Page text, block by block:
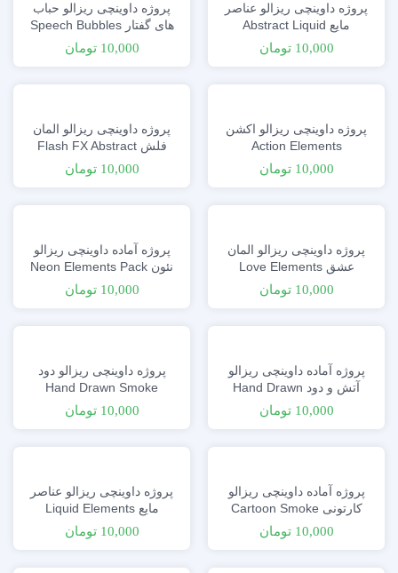
پروژه داوینچی ریزالو عناصر
مایع Abstract Liquid
Elements
10,000 تومان
پروژه داوینچی ریزالو حباب
های گفتار Speech Bubbles
10,000 تومان
پروژه داوینچی ریزالو اکشن
Action Elements
10,000 تومان
پروژه داوینچی ریزالو المان
فلش Flash FX Abstract
Elements
10,000 تومان
پروژه داوینچی ریزالو المان
عشق Love Elements
10,000 تومان
پروژه آماده داوینچی ریزالو
نئون Neon Elements Pack
10,000 تومان
پروژه آماده داوینچی ریزالو
آتش و دود Hand Drawn
Smoke
10,000 تومان
پروژه داوینچی ریزالو دود
Hand Drawn Smoke
10,000 تومان
پروژه آماده داوینچی ریزالو
کارتونی Cartoon Smoke
Elements
10,000 تومان
پروژه داوینچی ریزالو عناصر
مایع Liquid Elements
10,000 تومان